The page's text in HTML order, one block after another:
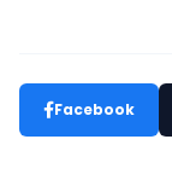
Facebook